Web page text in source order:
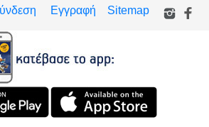
Εγγραφή Sitemap